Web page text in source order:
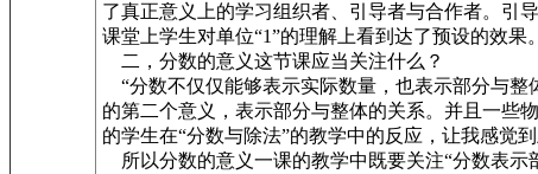
了真正意义上的学习组织者、引导者与合作者。引
课堂上学生对单位“1”的理解上看到达了预设的效果。
二，分数的意义这节课应当关注什么？
“分数不仅仅能够表示实际数量，也表示部分与整
的第二个意义，表示部分与整体的关系。并且一些
的学生在“分数与除法”的教学中的反应，让我感觉
所以分数的意义一课的教学中既要关注“分数表示